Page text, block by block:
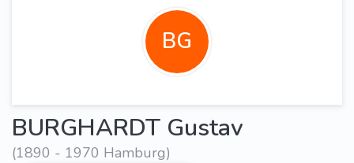
BG
BURGHARDT Gustav
(1890 - 1970 Hamburg)